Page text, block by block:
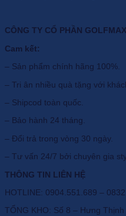
CÔNG TY CỔ PHẦN
Cam kết:
– Sản phẩm chính hãng 100%.
– Tri ân nhiều quà tặng với
– Shipcod toàn quốc.
– Bảo hành 24 tháng.
– Đổi trả trong vòng 30 ngày.
– Tư vấn 24/7 bởi chuyên gia
THÔNG TIN LIÊN HỆ
HOTLINE: 0904.551.689 –
TỔNG KHO: Số 8 – Hưng